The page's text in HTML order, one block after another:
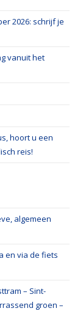
2026: schrijf je
vanuit het
hoort u een
reis!
algemeen
en via de fiets
– Sint-
groen –